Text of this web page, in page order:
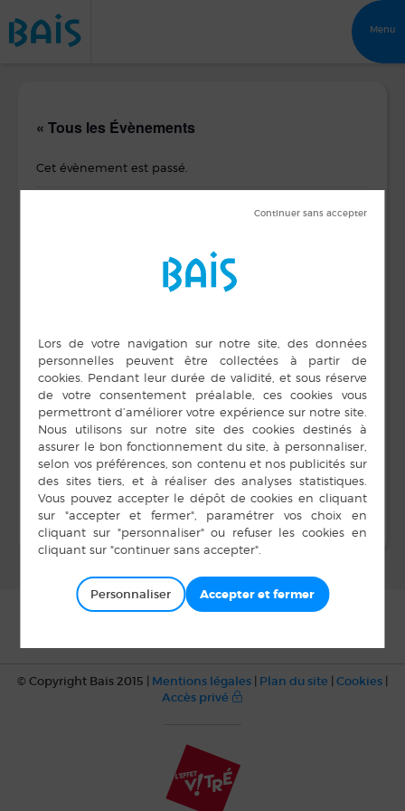
Menu
« Tous les Évènements
Cet évènement est passé.
Date :
17 novembre 2016
LIEU
Salle Unisson
Club de L’Espérance
Cabaret US Bais
Football
Bal Bais 35 Danse
Loisirs
© Copyright Bais 2015 | Mentions légales | Plan du site | Cookies |
Accès privé
Personnaliser